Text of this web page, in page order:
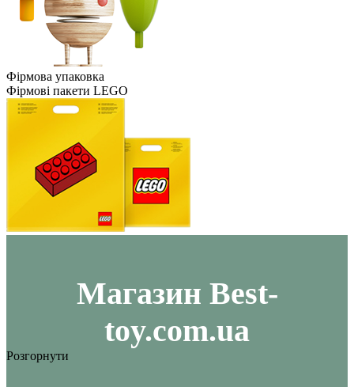
Фірмова упаковка
Фірмові пакети LEGO
Maгазин Best-
toy.com.ua
Розгорнути